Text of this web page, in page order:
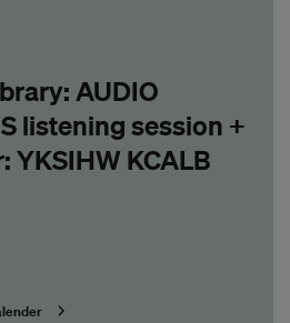
AUDIO
listening session +
YKSIHW KCALB